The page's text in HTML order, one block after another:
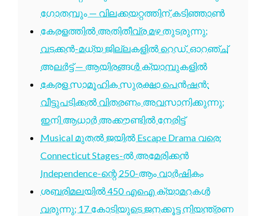
ഗോതമ്പും — വിലക്കയറ്റത്തിന് കടിഞ്ഞാൺ
കേരളത്തിൽ അതിതീവ്ര മഴ തുടരുന്നു;
വടക്കൻ-മധ്യ ജില്ലകളിൽ റെഡ്, ഓറഞ്ച്
അലർട്ട് — ആയിരങ്ങൾ ക്യാമ്പുകളിൽ
കേരള സാമൂഹിക സുരക്ഷാ പെൻഷൻ:
വീട്ടുപടിക്കൽ വിതരണം അവസാനിക്കുന്നു;
ഇനി ആധാർ അക്കൗണ്ടിൽ നേരിട്ട്
Musical മുതൽ ജയിൽ Escape Drama വരെ:
Connecticut Stages-ൽ അമേരിക്കൻ
Independence-ന്റെ 250-ആം വാർഷികം
ശബരിമലയിൽ 450 എഐ ക്യാമറകൾ
വരുന്നു; 17 കോടിയുടെ ജനക്കൂട്ട നിയന്ത്രണ